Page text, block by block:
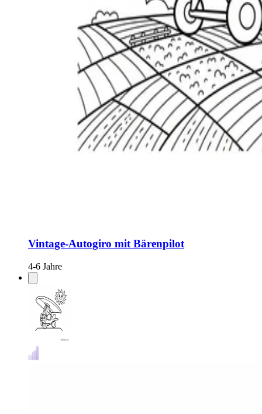
Vintage-Autogiro mit Bärenpilot
4-6 Jahre